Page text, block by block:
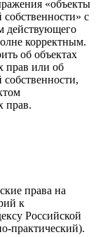
«объекты
собственности» с
действующего
корректным.
об объектах
прав или об
собственности,
прав.
права на
к
Российской
практический).